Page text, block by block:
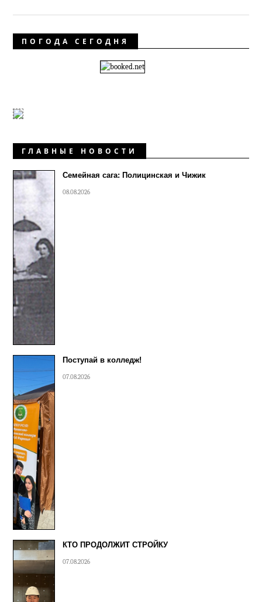
ПОГОДА СЕГОДНЯ
ГЛАВНЫЕ НОВОСТИ
Семейная сага: Полицинская и Чижик
08.08.2026
Поступай в колледж!
07.08.2026
КТО ПРОДОЛЖИТ СТРОЙКУ
07.08.2026